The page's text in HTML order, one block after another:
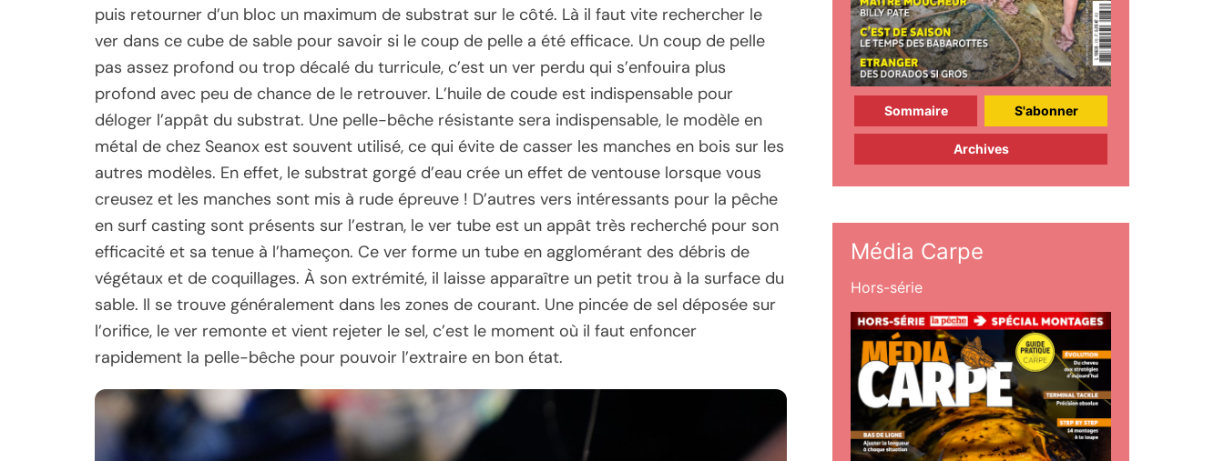
puis retourner d’un bloc un maximum de substrat sur le côté. Là il faut vite rechercher le
ver dans ce cube de sable pour savoir si le coup de pelle a été efficace. Un coup de pelle
pas assez profond ou trop décalé du turricule, c’est un ver perdu qui s’enfouira plus
profond avec peu de chance de le retrouver. L’huile de coude est indispensable pour
déloger l’appât du substrat. Une pelle-bêche résistante sera indispensable, le modèle en
métal de chez Seanox est souvent utilisé, ce qui évite de casser les manches en bois sur les
autres modèles. En effet, le substrat gorgé d’eau crée un effet de ventouse lorsque vous
creusez et les manches sont mis à rude épreuve ! D’autres vers intéressants pour la pêche
en surf casting sont présents sur l’estran, le ver tube est un appât très recherché pour son
efficacité et sa tenue à l’hameçon. Ce ver forme un tube en agglomérant des débris de
végétaux et de coquillages. À son extrémité, il laisse apparaître un petit trou à la surface du
sable. Il se trouve généralement dans les zones de courant. Une pincée de sel déposée sur
l’orifice, le ver remonte et vient rejeter le sel, c’est le moment où il faut enfoncer
rapidement la pelle-bêche pour pouvoir l’extraire en bon état.
Sommaire S'abonner
Archives
Média Carpe
Hors-série